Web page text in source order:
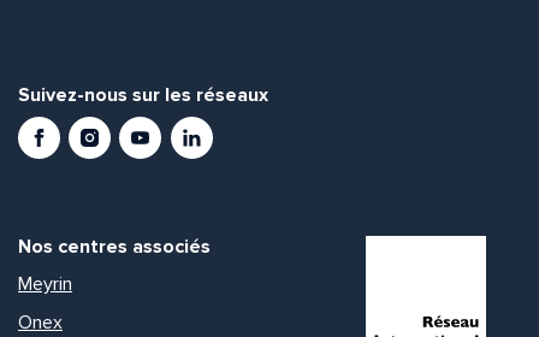
Suivez-nous sur les réseaux
FacebookInstagramYoutubeLinkedIn
Nos centres associés
Meyrin
Onex